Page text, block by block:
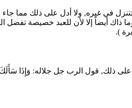
في غيره, ولا أدل على ذلك مما جاء
ذاك أيضاً إلا لأن للعبد خصيصة تفضل
).
على ذلك, قول الرب جل جلاله: وَإِذَا